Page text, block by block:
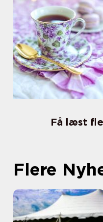
Få læst
Flere